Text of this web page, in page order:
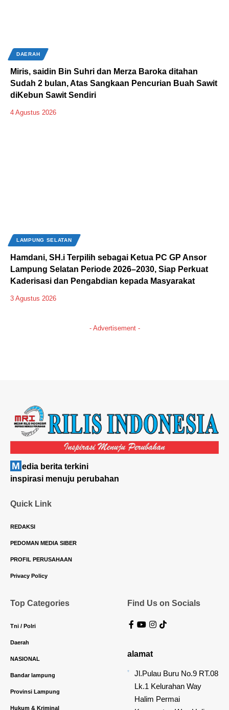
DAERAH
Miris, saidin Bin Suhri dan Merza Baroka ditahan
Sudah 2 bulan, Atas Sangkaan Pencurian Buah Sawit
diKebun Sawit Sendiri
4 Agustus 2026
LAMPUNG SELATAN
Hamdani, SH.i Terpilih sebagai Ketua PC GP Ansor
Lampung Selatan Periode 2026–2030, Siap Perkuat
Kaderisasi dan Pengabdian kepada Masyarakat
3 Agustus 2026
- Advertisement -
edia berita terkini
inspirasi menuju perubahan
Quick Link
PEDOMAN MEDIA SIBER
PROFIL PERUSAHAAN
Privacy Policy
Daerah
NASIONAL
Bandar lampung
Provinsi Lampung
Hukum & Kriminal
Pemkot Bandar Lampung
Kesehatan
alamat
Lk.1 Kelurahan Way
Kecamatan Way Halim
kode pos 35135. kota
Bandar Lampung-